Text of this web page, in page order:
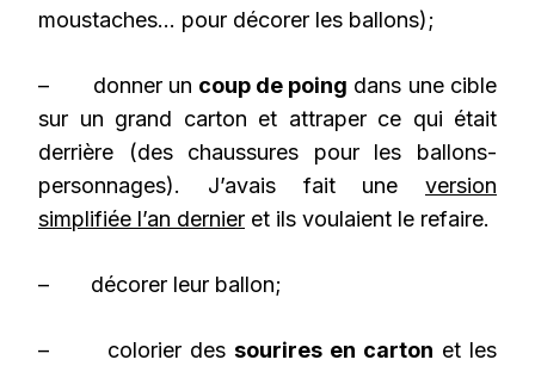
moustaches… pour décorer les ballons);
– donner un coup de poing dans une cible
sur un grand carton et attraper ce qui était
derrière (des chaussures pour les ballons-
personnages). J’avais fait une version
simplifiée l’an dernier et ils voulaient le refaire.
– décorer leur ballon;
– colorier des sourires en carton et les